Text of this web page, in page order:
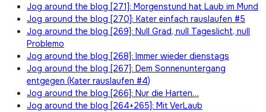
Jog around the blog [271]: Morgenstund hat Laub im Mund
Jog around the blog [270]: Kater einfach rauslaufen #5
Jog around the blog [269]: Null Grad, null Tageslicht, null
Problemo
Jog around the blog [268]: Immer wieder dienstags
Jog around the blog [267]: Dem Sonnenuntergang
entgegen (Kater rauslaufen #4)
Jog around the blog [266]: Nur die Harten…
Jog around the blog [264+265]: Mit VerLaub